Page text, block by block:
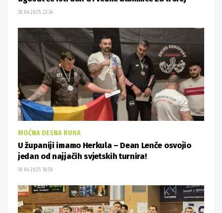
30.04.2025. 22:34
MOĆNA DESNA RUKA
U županiji imamo Herkula – Dean Lenče osvojio
jedan od najjačih svjetskih turnira!
30.04.2025. 18:50